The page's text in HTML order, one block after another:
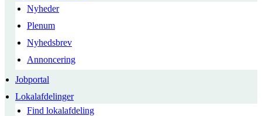
Nyheder
Plenum
Nyhedsbrev
Annoncering
Jobportal
Lokalafdelinger
Find lokalafdeling